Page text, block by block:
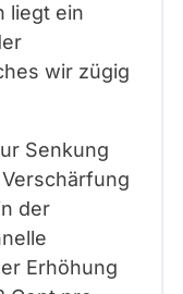
liegt ein
wir zügig
Senkung
der
Erhöhung